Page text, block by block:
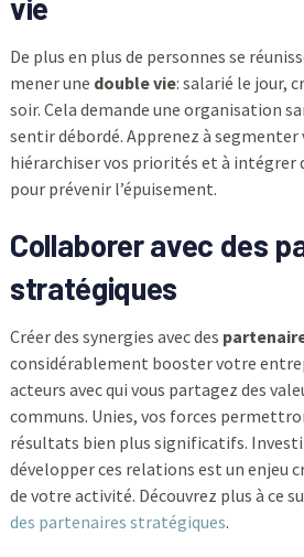
De plus en plus de personnes se
mener une double vie: salarié le jour,
soir. Cela demande une organisation
sentir débordé. Apprenez à segmenter
hiérarchiser vos priorités et à intégrer
pour prévenir l’épuisement.
Collaborer avec des
stratégiques
Créer des synergies avec des
considérablement booster votre
acteurs avec qui vous partagez des
communs. Unies, vos forces
résultats bien plus significatifs.
développer ces relations est un enjeu
de votre activité. Découvrez plus à ce
des partenaires stratégiques.